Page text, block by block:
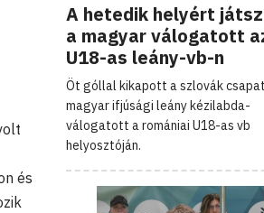
és
A hetedik helyért
a magyar válogatott
U18-as leány-vb-n
Öt góllal kikapott a szlovák
magyar ifjúsági leány kézilabda-
válogatott a romániai U18-as vb
helyosztóján.